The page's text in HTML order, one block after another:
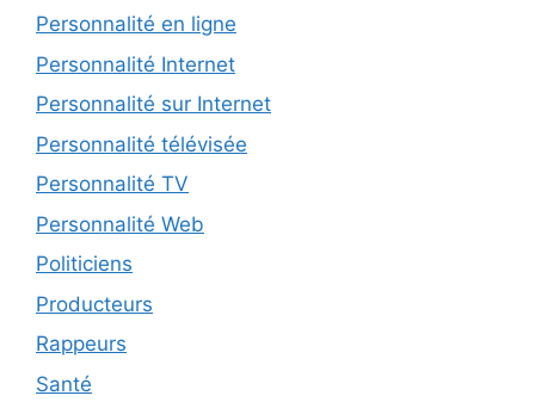
Personnalité en ligne
Personnalité Internet
Personnalité sur Internet
Personnalité télévisée
Personnalité TV
Personnalité Web
Politiciens
Producteurs
Rappeurs
Santé